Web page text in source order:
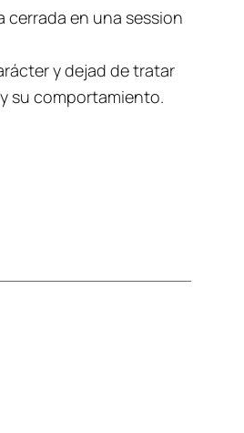
cerrada en una session
y dejad de tratar
su comportamiento.